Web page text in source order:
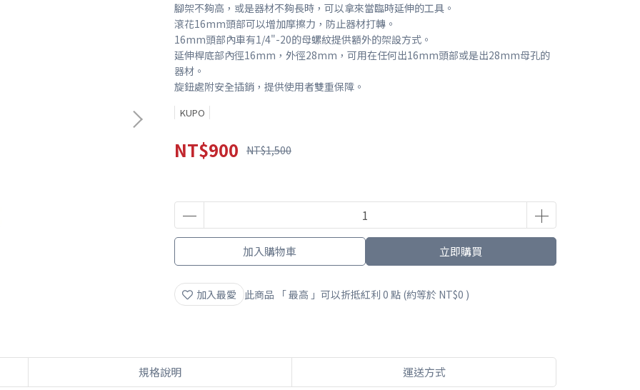
腳架不夠高，或是器材不夠長時，可以拿來當臨時延伸的工具。
滾花16mm頭部可以增加摩擦力，防止器材打轉。
16mm頭部內車有1/4"-20的母螺紋提供額外的架設方式。
延伸桿底部內徑16mm，外徑28mm，可用在任何出16mm頭部或是出28mm母孔的
器材。
旋鈕處附安全插銷，提供使用者雙重保障。
KUPO
NT$900 NT$1,500
加入購物車 立即購買
加入最愛 此商品 「 最高 」可以折抵紅利 0 點 (約等於 NT$0 )
規格說明 運送方式